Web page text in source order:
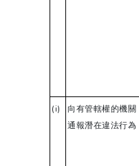
(i)
向有管轄權的機關
通報潛在違法行為